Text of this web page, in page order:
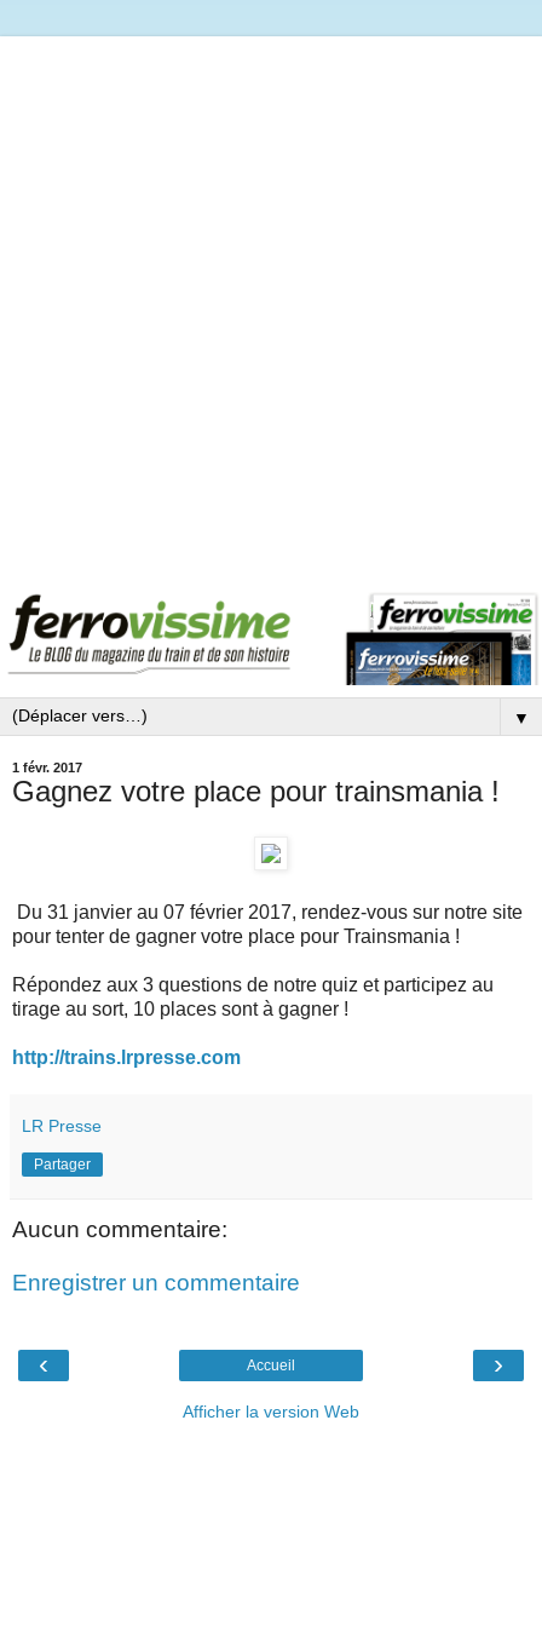
▼
1 févr. 2017
Gagnez votre place pour trainsmania !
Du 31 janvier au 07 février 2017, rendez-vous sur notre site
pour tenter de gagner votre place pour Trainsmania !
Répondez aux 3 questions de notre quiz et participez au
tirage au sort, 10 places sont à gagner !
http://trains.lrpresse.com
LR Presse
Partager
Aucun commentaire:
Enregistrer un commentaire
‹ ›
Accueil
Afficher la version Web